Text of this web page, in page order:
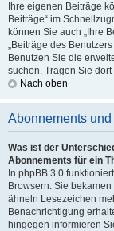
Ihre eigenen Beiträge
Beiträge“ im
können Sie auch „Ihre
„Beiträge des
Benutzen Sie die
suchen. Tragen Sie
Nach oben
Abonnements
Was ist der
Abonnements für ein
In phpBB 3.0
Browsern: Sie
ähneln Lesezeichen
Benachrichtigung
hingegen informieren